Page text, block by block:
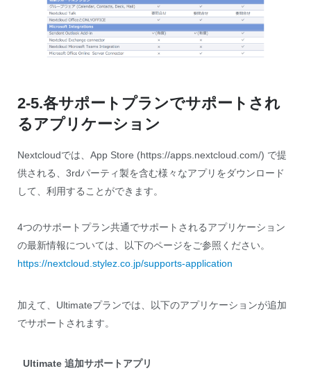
2-5.各サポートプランでサポートされ
るアプリケーション
Nextcloudでは、App Store (https://apps.nextcloud.com/) で提
供される、3rdパーティ製を含む様々なアプリをダウンロード
して、利用することができます。
4つのサポートプラン共通でサポートされるアプリケーション
の最新情報については、以下のページをご参照ください。
https://nextcloud.stylez.co.jp/supports-application
加えて、Ultimateプランでは、以下のアプリケーションが追加
でサポートされます。
Ultimate 追加サポートアプリ